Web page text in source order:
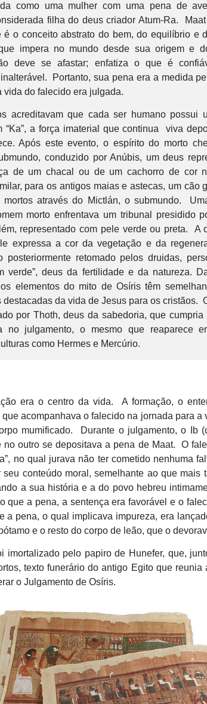
como uma mulher com uma pena de
filha do deus criador Atum-Ra.
é o conceito abstrato do bem, do equilíbrio e
impera no mundo desde sua origem e
deve se afastar; enfatiza o que é
Portanto, sua pena era a medida
vida do falecido era julgada.
acreditavam que cada ser humano possui
“Ka”, a força imaterial que continua viva
Após este evento, o espírito do morto
conduzido por Anúbis, um deus
de um chacal ou de um cachorro de cor
para os antigos maias e astecas, um cão
mortos através do Mictlán, o submundo.
morto enfrentava um tribunal presidido
representado com pele verde ou preta. A
expressa a cor da vegetação e da
posteriormente retomado pelos druidas,
verde”, deus da fertilidade e da natureza.
elementos do mito de Osíris têm
destacadas da vida de Jesus para os cristãos.
por Thoth, deus da sabedoria, que cumpria
no julgamento, o mesmo que reaparece
como Hermes e Mercúrio.
era o centro da vida. A formação, o
acompanhava o falecido na jornada para a
mumificado. Durante o julgamento, o Ib
no outro se depositava a pena de Maat. O
no qual jurava não ter cometido nenhuma
conteúdo moral, semelhante ao que mais
a sua história e a do povo hebreu
que a pena, a sentença era favorável e o
a pena, o qual implicava impureza, era
e o resto do corpo de leão, que o
imortalizado pelo papiro de Hunefer, que,
texto funerário do antigo Egito que
o Julgamento de Osíris.